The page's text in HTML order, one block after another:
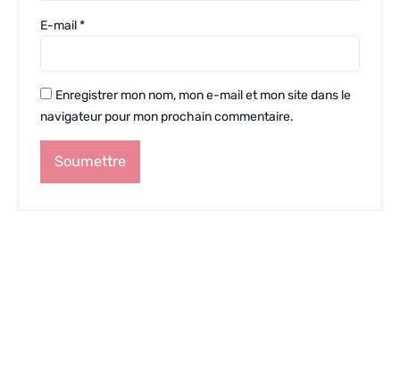
E-mail*
Enregistrer mon nom, mon e-mail et mon site dans le
navigateur pour mon prochain commentaire.